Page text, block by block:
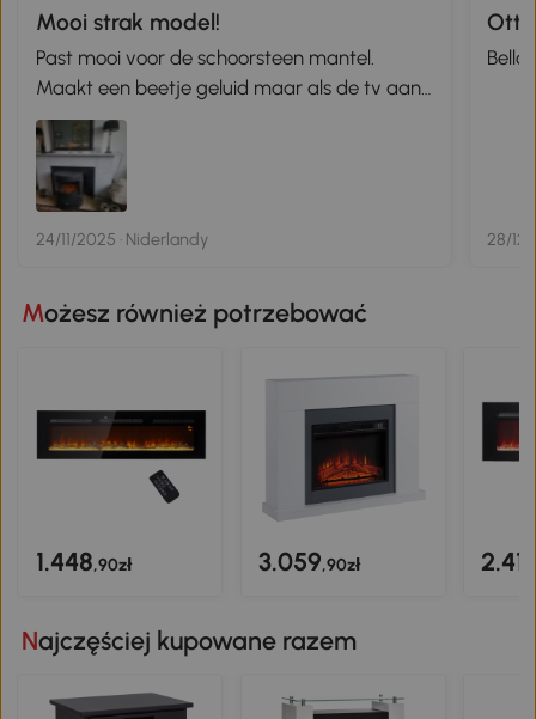
Mooi strak model!
Past mooi voor de schoorsteen mantel.
Maakt een beetje geluid maar als de tv aan
is of een muziekje hoor je niks. Is een
uitstekende bijverwarming naast de cv voor
directe warmte.
24/11/2025 · Niderlandy 28/12/
Możesz również potrzebować
1.448,90zł 3.059,90zł
Najczęściej kupowane razem